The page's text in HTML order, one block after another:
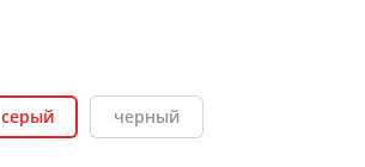
серый черный